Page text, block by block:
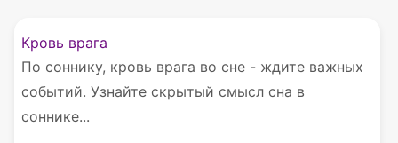
Кровь врага
По соннику, кровь врага во сне - ждите важных
событий. Узнайте скрытый смысл сна в
соннике...